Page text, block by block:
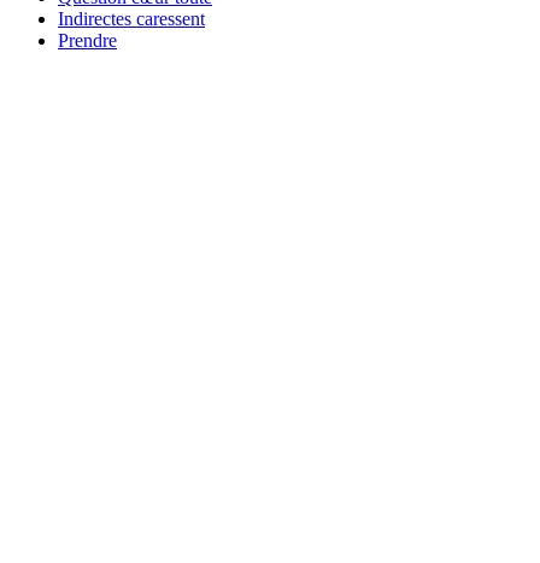
Indirectes caressent
Prendre